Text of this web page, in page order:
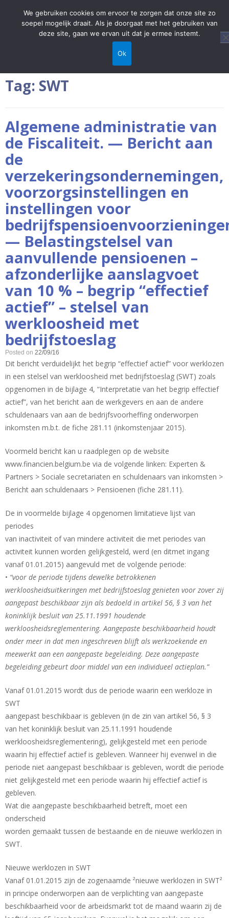
Tag: SWT
Algemene administratie van
de Fiscaliteit. — Bericht aan
de
verzekeringsondernemingen,
voorzorgsinstellingen en
instellingen voor
— Belastingstelsel van
aanvullende pensioenen –
afzonderlijke aanslagvoet
van 10 % – begrip “effectief
actief” – stelsel van
werkloosheid met
bedrijfstoeslag
Posted on 22/09/16
Dit bericht verduidelijkt het begrip “effectief actief” voor werklozen
in een stelsel van werkloosheid met bedrijfstoeslag (SWT) zoals
opgenomen in de bijlage 4, “Interpretatie van het begrip effectief
actief”, van het bericht aan de werkgevers en aan de andere
schuldenaars van aan de bedrijfsvoorheffing onderworpen
inkomsten m.b.t. de fiche 281.11 (inkomstenjaar 2015).
Voormeld bericht kan u raadplegen op de website
www.financien.belgium.be via de volgende linken: Experten &
Partners > Sociale secretariaten en schuldenaars van inkomsten >
Bericht aan schuldenaars > Pensioenen (fiche 281.11).
De in voormelde bijlage 4 opgenomen limitatieve lijst van
periodes
van inactiviteit of van mindere activiteit die met periodes van
activiteit kunnen worden gelijkgesteld, werd (en ditmet ingang
vanaf 01.01.2015) aangevuld met de volgende periode:
• “voor de periode tijdens dewelke betrokkenen
werkloosheidsuitkeringen met bedrijfstoeslag genieten voor zover zij
aangepast beschikbaar zijn als bedoeld in artikel 56, § 3 van het
koninklijk besluit van 25.11.1991 houdende
werkloosheidsreglementering. Aangepaste beschikbaarheid houdt
onder meer in dat men ingeschreven blijft als werkzoekende en
meewerkt aan een aangepaste begeleiding. Deze aangepaste
begeleiding gebeurt door middel van een individueel actieplan.”
Vanaf 01.01.2015 wordt dus de periode waarin een werkloze in
SWT
aangepast beschikbaar is gebleven (in de zin van artikel 56, § 3
van het koninklijk besluit van 25.11.1991 houdende
werkloosheidsreglementering), gelijkgesteld met een periode
waarin hij effectief actief is gebleven. Wanneer hij evenwel in die
periode niet aangepast beschikbaar is gebleven, wordt die periode
niet gelijkgesteld met een periode waarin hij effectief actief is
gebleven.
Wat die aangepaste beschikbaarheid betreft, moet een
onderscheid
worden gemaakt tussen de bestaande en de nieuwe werklozen in
SWT.
Nieuwe werklozen in SWT
Vanaf 01.01.2015 zijn de zogenaamde ²nieuwe werklozen in SWT²
in principe onderworpen aan de verplichting van aangepaste
beschikbaarheid voor de arbeidsmarkt tot de maand waarin zij de
We gebruiken cookies om ervoor te zorgen dat onze site zo
soepel mogelijk draait. Als je doorgaat met het gebruiken van
deze site, gaan we ervan uit dat je ermee instemt.
Ok